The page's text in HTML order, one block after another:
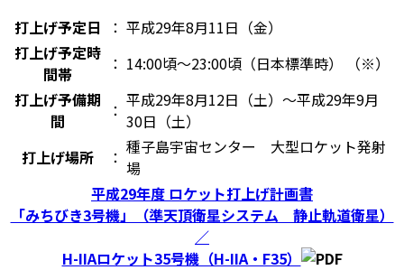
打上げ予定日
： 平成29年8月11日（金）
打上げ予定時
間帯
： 14:00頃～23:00頃（日本標準時） （※）
打上げ予備期
間
： 平成29年8月12日（土）～平成29年9月
30日（土）
打上げ場所
： 種子島宇宙センター 大型ロケット発射
場
平成29年度 ロケット打上げ計画書
「みちびき3号機」（準天頂衛星システム 静止軌道衛星）
／
H-IIAロケット35号機（H-IIA・F35）